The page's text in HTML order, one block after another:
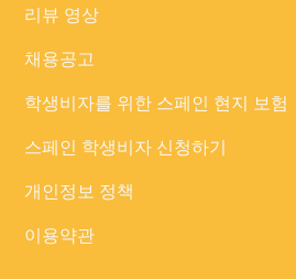
리뷰 영상
채용공고
학생비자를 위한 스페인 현지 보험
스페인 학생비자 신청하기
개인정보 정책
이용약관